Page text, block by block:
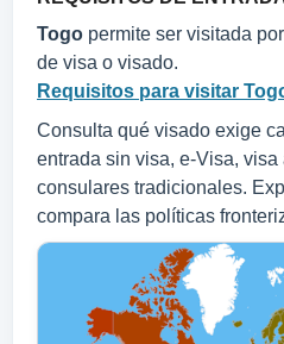
Togo permite ser visitada por
de visa o visado.
Requisitos para visitar
Consulta qué visado exige
entrada sin visa, e-Visa,
consulares tradicionales.
compara las políticas